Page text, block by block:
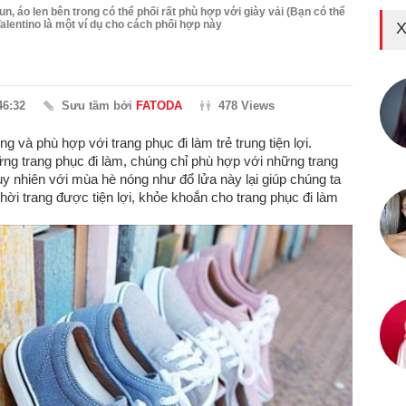
áo len bên trong có thể phối rất phù hợp với giày vải (Bạn có thể
là một ví dụ cho cách phối hợp này
Sưu tầm bởi FATODA 478 Views
và phù hợp với trang phục đi làm trẻ trung tiện lợi.
trang phục đi làm, chúng chỉ phù hợp với những trang
nhiên với mùa hè nóng như đổ lửa này lại giúp chúng ta
trang được tiện lợi, khỏe khoắn cho trang phục đi làm